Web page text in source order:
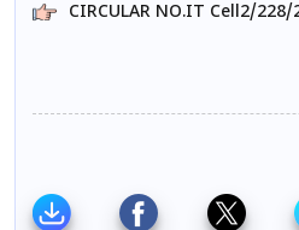
CIRCULAR NO.IT Cell2/